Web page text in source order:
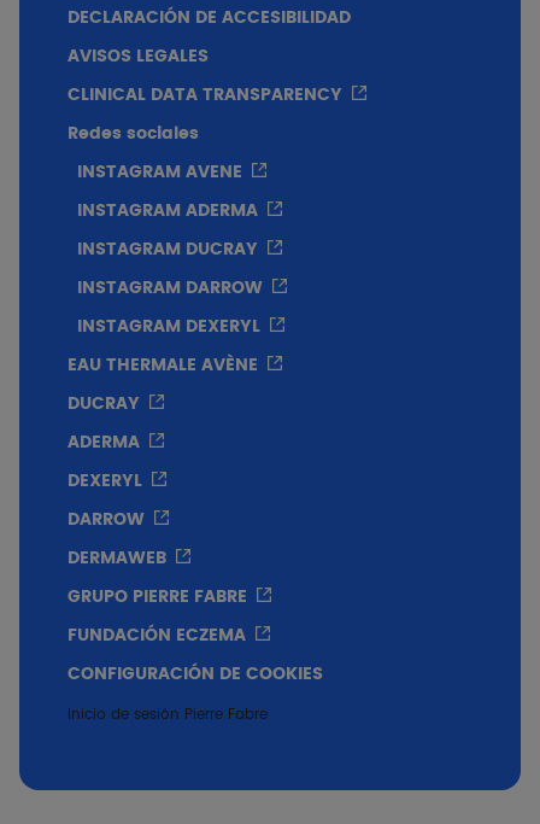
DECLARACIÓN DE ACCESIBILIDAD
AVISOS LEGALES
CLINICAL DATA TRANSPARENCY
Redes sociales
INSTAGRAM AVENE
INSTAGRAM ADERMA
INSTAGRAM DUCRAY
INSTAGRAM DARROW
INSTAGRAM DEXERYL
EAU THERMALE AVÈNE
DUCRAY
ADERMA
DEXERYL
DARROW
DERMAWEB
GRUPO PIERRE FABRE
FUNDACIÓN ECZEMA
CONFIGURACIÓN DE COOKIES
Inicio de sesión Pierre Fabre